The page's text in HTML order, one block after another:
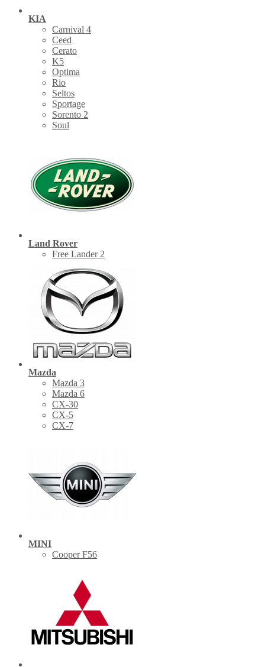
KIA
Carnival 4
Ceed
Cerato
K5
Optima
Rio
Seltos
Sportage
Sorento 2
Soul
Land Rover
Free Lander 2
Mazda
Mazda 3
Mazda 6
CX-30
СХ-5
CX-7
MINI
Cooper F56